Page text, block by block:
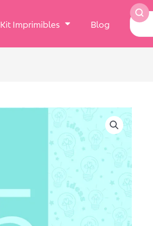
Kit Imprimibles Blog